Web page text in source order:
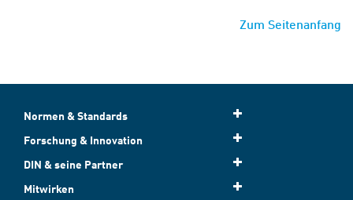
Zum Seitenanfang
Normen & Standards
Forschung & Innovation
DIN & seine Partner
Mitwirken